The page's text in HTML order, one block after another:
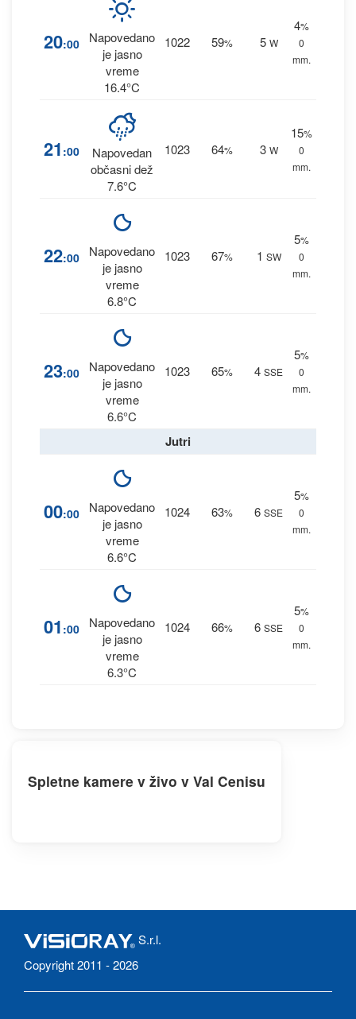
20:00
Napovedano
je jasno
vreme
16.4°C
1022 59% 5 W
4%
0
mm.
21 :00
Napovedan
občasni dež
7.6°C
1023 64% 3 W
15%
0
mm.
22:00
Napovedano
je jasno
vreme
6.8°C
1023 67% 1 SW
5%
0
mm.
23:00
Napovedano
je jasno
vreme
6.6°C
1023 65% 4 SSE
5%
0
mm.
Jutri
00:00
Napovedano
je jasno
vreme
6.6°C
1024 63% 6 SSE
5%
0
mm.
01 :00
Napovedano
je jasno
vreme
6.3°C
1024 66% 6 SSE
5%
0
mm.
Spletne kamere v živo v Val Cenisu
S.r.l.
Copyright 2011 - 2026